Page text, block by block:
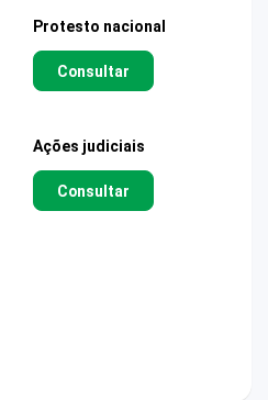
Protesto nacional
Consultar
Ações judiciais
Consultar